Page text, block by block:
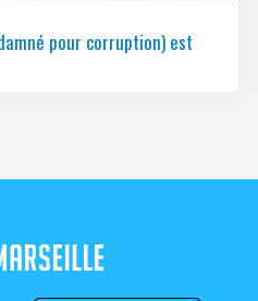
pour corruption) est